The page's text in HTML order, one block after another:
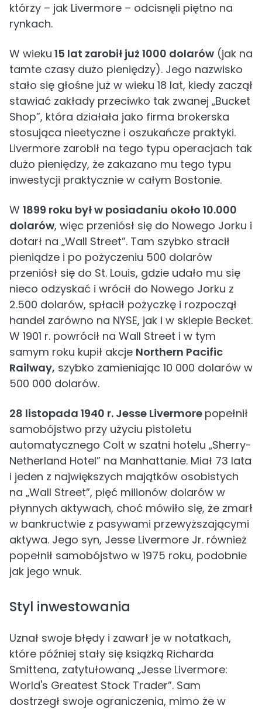
którzy – jak Livermore – odcisnęli piętno na
rynkach.
W wieku 15 lat zarobił już 1000 dolarów (jak na
tamte czasy dużo pieniędzy). Jego nazwisko
stało się głośne już w wieku 18 lat, kiedy zaczął
stawiać zakłady przeciwko tak zwanej „Bucket
Shop”, która działała jako firma brokerska
stosująca nieetyczne i oszukańcze praktyki.
Livermore zarobił na tego typu operacjach tak
dużo pieniędzy, że zakazano mu tego typu
inwestycji praktycznie w całym Bostonie.
W 1899 roku był w posiadaniu około 10.000
dolarów, więc przeniósł się do Nowego Jorku i
dotarł na „Wall Street”. Tam szybko stracił
pieniądze i po pożyczeniu 500 dolarów
przeniósł się do St. Louis, gdzie udało mu się
nieco odzyskać i wrócił do Nowego Jorku z
2.500 dolarów, spłacił pożyczkę i rozpoczął
handel zarówno na NYSE, jak i w sklepie Becket.
W 1901 r. powrócił na Wall Street i w tym
samym roku kupił akcje Northern Pacific
Railway, szybko zamieniając 10 000 dolarów w
500 000 dolarów.
28 listopada 1940 r. Jesse Livermore popełnił
samobójstwo przy użyciu pistoletu
automatycznego Colt w szatni hotelu „Sherry-
Netherland Hotel” na Manhattanie. Miał 73 lata
i jeden z największych majątków osobistych
na „Wall Street”, pięć milionów dolarów w
płynnych aktywach, choć mówiło się, że zmarł
w bankructwie z pasywami przewyższającymi
aktywa. Jego syn, Jesse Livermore Jr. również
popełnił samobójstwo w 1975 roku, podobnie
jak jego wnuk.
Styl inwestowania
Uznał swoje błędy i zawarł je w notatkach,
które później stały się książką Richarda
Smittena, zatytułowaną „Jesse Livermore:
World's Greatest Stock Trader”. Sam
dostrzegł swoje ograniczenia, mimo że w